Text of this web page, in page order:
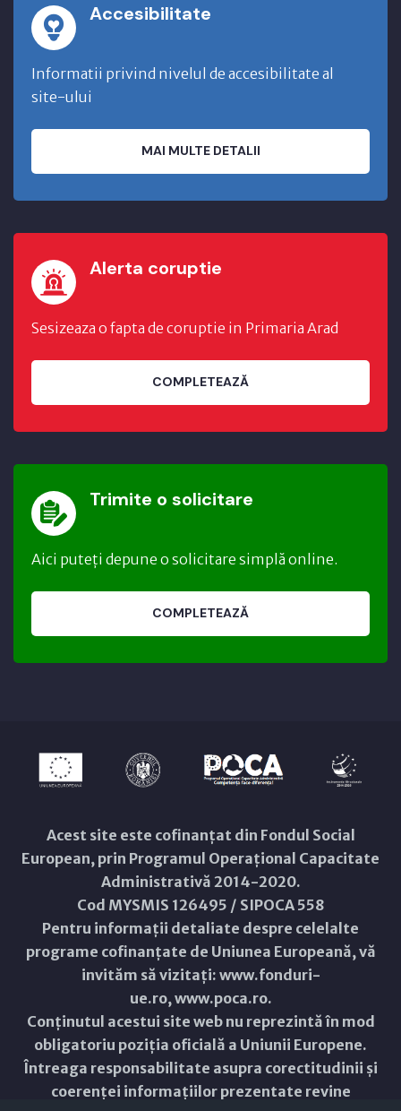
Accesibilitate
Informatii privind nivelul de accesibilitate al
site-ului
MAI MULTE DETALII
Alerta coruptie
Sesizeaza o fapta de coruptie in Primaria Arad
COMPLETEAZĂ
Trimite o solicitare
Aici puteți depune o solicitare simplă online.
COMPLETEAZĂ
Acest site este cofinanțat din Fondul Social
European, prin Programul Operațional Capacitate
Administrativă 2014-2020.
Cod MYSMIS 126495 / SIPOCA 558
Pentru informații detaliate despre celelalte
programe cofinanțate de Uniunea Europeană, vă
invităm să vizitați: www.fonduri-
ue.ro,www.poca.ro.
Conținutul acestui site web nu reprezintă în mod
obligatoriu poziția oficială a Uniunii Europene.
Întreaga responsabilitate asupra corectitudinii și
coerenței informațiilor prezentate revine